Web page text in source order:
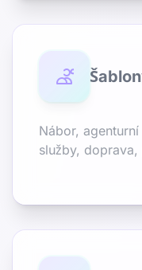
Nábor,
služby,